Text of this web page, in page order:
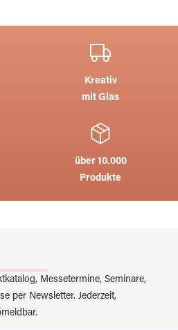
Kreativ
mit Glas
über 10.000
Produkte
Messetermine, Seminare,
per Newsletter. Jederzeit,